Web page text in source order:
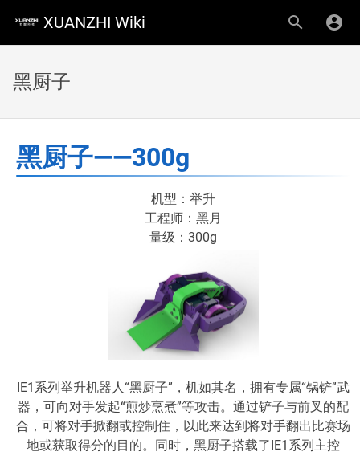
XUANZHI Wiki
黑厨子
黑厨子——300g
机型：举升
工程师：黑月
量级：300g
IE1系列举升机器人“黑厨子”，机如其名，拥有专属“锅铲”武
器，可向对手发起“煎炒烹煮”等攻击。通过铲子与前叉的配
合，可将对手掀翻或控制住，以此来达到将对手翻出比赛场
地或获取得分的目的。同时，黑厨子搭载了IE1系列主控